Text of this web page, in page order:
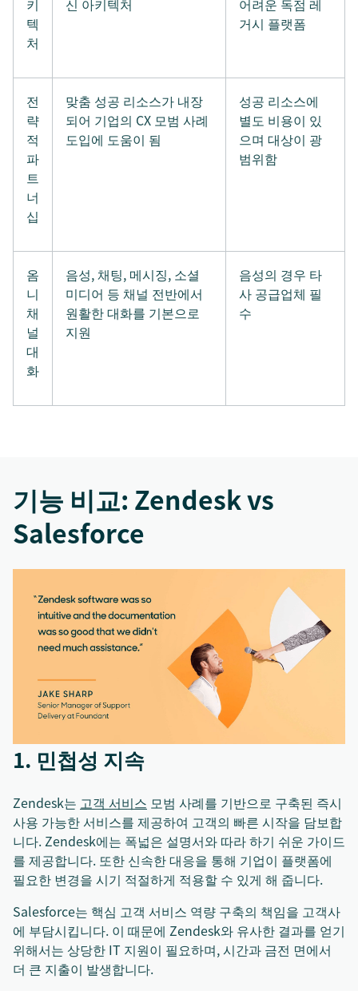
텍
처
거시 플랫폼
전
략
적
파
트
너
십
맞춤 성공 리소스가 내장
되어 기업의 CX 모범 사례
도입에 도움이 됨
성공 리소스에
별도 비용이 있
으며 대상이 광
범위함
옴
니
채
널
대
화
음성, 채팅, 메시징, 소셜
미디어 등 채널 전반에서
원활한 대화를 기본으로
지원
음성의 경우 타
사 공급업체 필
수
기능 비교: Zendesk vs
Salesforce
1. 민첩성 지속
Zendesk는 고객 서비스 모범 사례를 기반으로 구축된 즉시
사용 가능한 서비스를 제공하여 고객의 빠른 시작을 담보합
니다. Zendesk에는 폭넓은 설명서와 따라 하기 쉬운 가이드
를 제공합니다. 또한 신속한 대응을 통해 기업이 플랫폼에
필요한 변경을 시기 적절하게 적용할 수 있게 해 줍니다.
Salesforce는 핵심 고객 서비스 역량 구축의 책임을 고객사
에 부담시킵니다. 이 때문에 Zendesk와 유사한 결과를 얻기
위해서는 상당한 IT 지원이 필요하며, 시간과 금전 면에서
더 큰 지출이 발생합니다.